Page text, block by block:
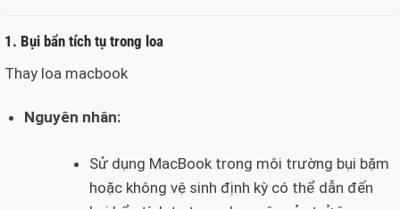
1. Bụi bẩn tích tụ trong loa
Thay loa macbook
Nguyên nhân:
Sử dụng MacBook trong môi trường bụi bặm
hoặc không vệ sinh định kỳ có thể dẫn đến